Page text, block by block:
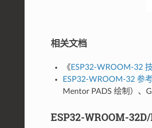
相关文档
《 ESP32-WROOM-32
ESP32-WROOM-32 参
Mentor PADS 绘制）、
ESP32-WROOM-